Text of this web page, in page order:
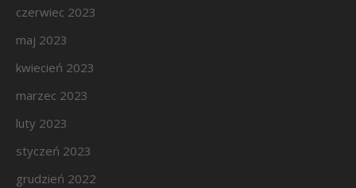
czerwiec 2023
maj 2023
kwiecień 2023
marzec 2023
luty 2023
styczeń 2023
grudzień 2022